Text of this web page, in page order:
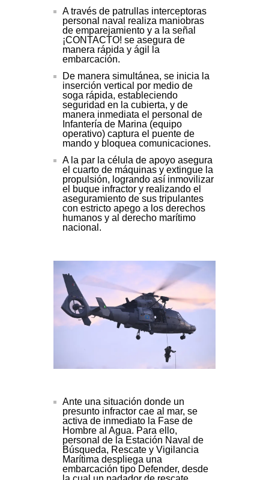
A través de patrullas interceptoras
personal naval realiza maniobras
de emparejamiento y a la señal
¡CONTACTO! se asegura de
manera rápida y ágil la
embarcación.
De manera simultánea, se inicia la
inserción vertical por medio de
soga rápida, estableciendo
seguridad en la cubierta, y de
manera inmediata el personal de
Infantería de Marina (equipo
operativo) captura el puente de
mando y bloquea comunicaciones.
A la par la célula de apoyo asegura
el cuarto de máquinas y extingue la
propulsión, logrando así inmovilizar
el buque infractor y realizando el
aseguramiento de sus tripulantes
con estricto apego a los derechos
humanos y al derecho marítimo
nacional.
Ante una situación donde un
presunto infractor cae al mar, se
activa de inmediato la Fase de
Hombre al Agua. Para ello,
personal de la Estación Naval de
Búsqueda, Rescate y Vigilancia
Marítima despliega una
embarcación tipo Defender, desde